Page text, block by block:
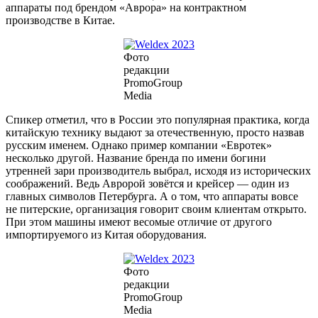
аппараты под брендом «Аврора» на контрактном
производстве в Китае.
Фото
редакции
PromoGroup
Media
Спикер отметил, что в России это популярная практика, когда
китайскую технику выдают за отечественную, просто назвав
русским именем. Однако пример компании «Евротек»
несколько другой. Название бренда по имени богини
утренней зари производитель выбрал, исходя из исторических
соображений. Ведь Авророй зовётся и крейсер — один из
главных символов Петербурга. А о том, что аппараты вовсе
не питерские, организация говорит своим клиентам открыто.
При этом машины имеют весомые отличие от другого
импортируемого из Китая оборудования.
Фото
редакции
PromoGroup
Media